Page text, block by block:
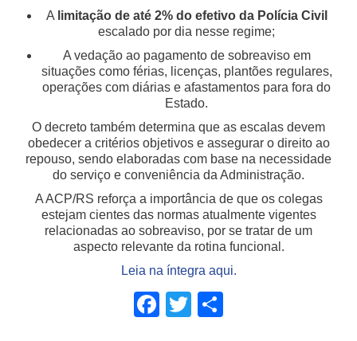
A limitação de até 2% do efetivo da Polícia Civil
escalado por dia nesse regime;
A vedação ao pagamento de sobreaviso em
situações como férias, licenças, plantões regulares,
operações com diárias e afastamentos para fora do
Estado.
O decreto também determina que as escalas devem
obedecer a critérios objetivos e assegurar o direito ao
repouso, sendo elaboradas com base na necessidade
do serviço e conveniência da Administração.
A ACP/RS reforça a importância de que os colegas
estejam cientes das normas atualmente vigentes
relacionadas ao sobreaviso, por se tratar de um
aspecto relevante da rotina funcional.
Leia na íntegra aqui.
Facebook
Twitter